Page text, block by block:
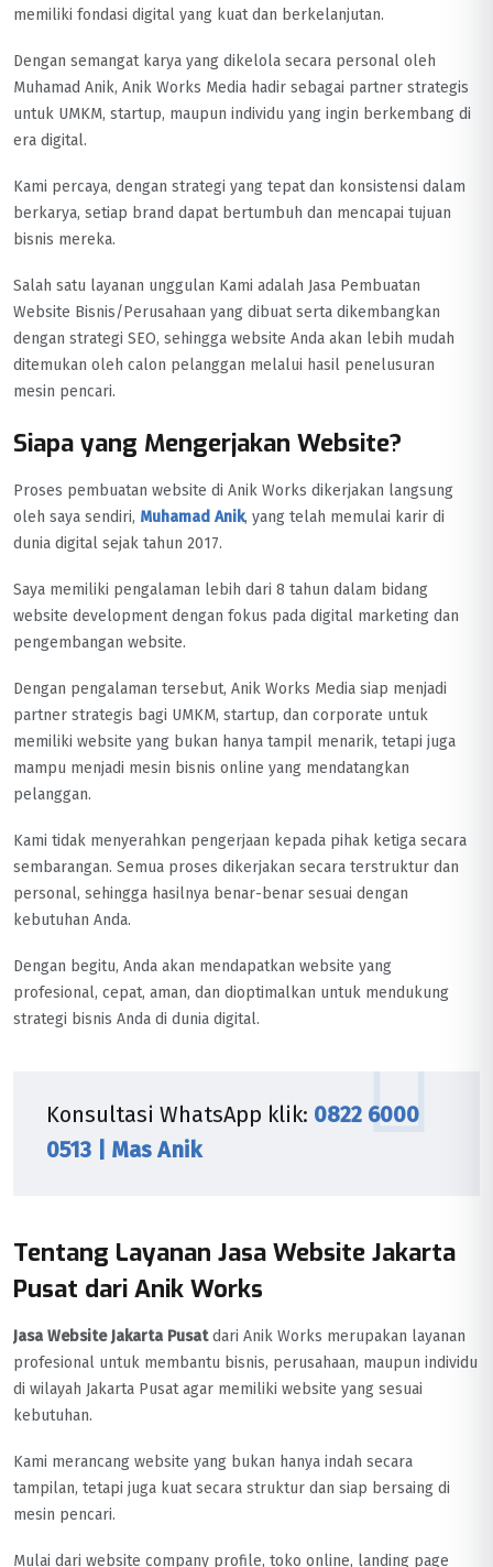
memiliki fondasi digital yang kuat dan berkelanjutan.
Dengan semangat karya yang dikelola secara personal oleh
Muhamad Anik, Anik Works Media hadir sebagai partner strategis
untuk UMKM, startup, maupun individu yang ingin berkembang di
era digital.
Kami percaya, dengan strategi yang tepat dan konsistensi dalam
berkarya, setiap brand dapat bertumbuh dan mencapai tujuan
bisnis mereka.
Salah satu layanan unggulan Kami adalah Jasa Pembuatan
Website Bisnis/Perusahaan yang dibuat serta dikembangkan
dengan strategi SEO, sehingga website Anda akan lebih mudah
ditemukan oleh calon pelanggan melalui hasil penelusuran
mesin pencari.
Siapa yang Mengerjakan Website?
Proses pembuatan website di Anik Works dikerjakan langsung
oleh saya sendiri, Muhamad Anik, yang telah memulai karir di
dunia digital sejak tahun 2017.
Saya memiliki pengalaman lebih dari 8 tahun dalam bidang
website development dengan fokus pada digital marketing dan
pengembangan website.
Dengan pengalaman tersebut, Anik Works Media siap menjadi
partner strategis bagi UMKM, startup, dan corporate untuk
memiliki website yang bukan hanya tampil menarik, tetapi juga
mampu menjadi mesin bisnis online yang mendatangkan
pelanggan.
Kami tidak menyerahkan pengerjaan kepada pihak ketiga secara
sembarangan. Semua proses dikerjakan secara terstruktur dan
personal, sehingga hasilnya benar-benar sesuai dengan
kebutuhan Anda.
Dengan begitu, Anda akan mendapatkan website yang
profesional, cepat, aman, dan dioptimalkan untuk mendukung
strategi bisnis Anda di dunia digital.
Konsultasi WhatsApp klik: 0822 6000
0513 | Mas Anik
Tentang Layanan Jasa Website Jakarta
Pusat dari Anik Works
Jasa Website Jakarta Pusatdari Anik Works merupakan layanan
profesional untuk membantu bisnis, perusahaan, maupun individu
di wilayah Jakarta Pusat agar memiliki website yang sesuai
kebutuhan.
Kami merancang website yang bukan hanya indah secara
tampilan, tetapi juga kuat secara struktur dan siap bersaing di
mesin pencari.
Mulai dari website company profile, toko online, landing page